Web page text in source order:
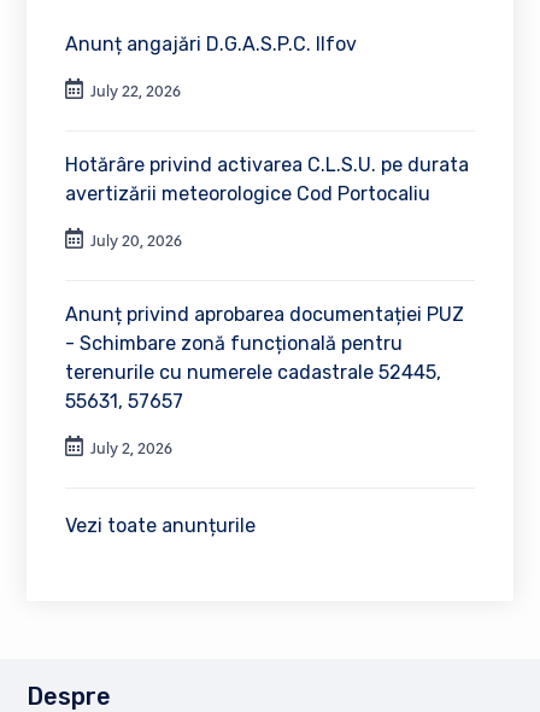
Anunț angajări D.G.A.S.P.C. Ilfov
July 22, 2026
Hotărâre privind activarea C.L.S.U. pe durata
avertizării meteorologice Cod Portocaliu
July 20, 2026
Anunț privind aprobarea documentației PUZ
- Schimbare zonă funcțională pentru
terenurile cu numerele cadastrale 52445,
55631, 57657
July 2, 2026
Vezi toate anunțurile
Despre